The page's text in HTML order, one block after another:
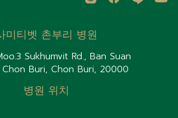
미티벳 촌부리 병원
Sukhumvit Rd., Ban Suan
Buri, Chon Buri, 20000
병원 위치